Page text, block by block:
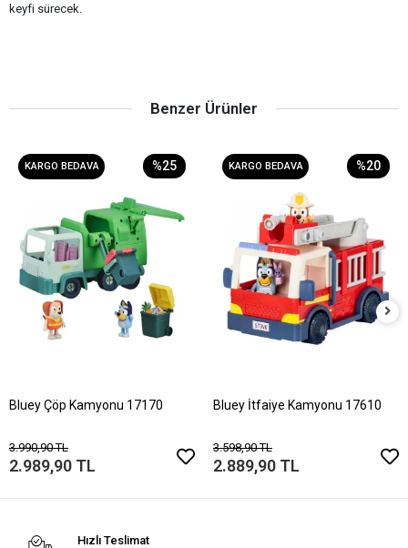
keyfi sürecek.
Benzer Ürünler
KARGO BEDAVA %25
Bluey Çöp Kamyonu 17170
3.990,90 TL
2.989,90 TL
KARGO BEDAVA %20
Bluey İtfaiye Kamyonu 17610
3.598,90 TL
2.889,90 TL
Hızlı Teslimat